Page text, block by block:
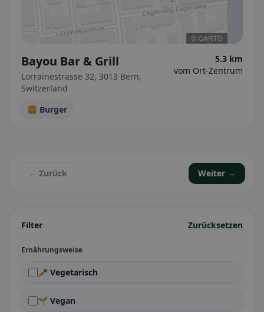
Filter Zurücksetzen
Ernährungsweise
🥕 Vegetarisch
🌱 Vegan
Bayou Bar & Grill
Lorrainestrasse 32, 3013 Bern,
Switzerland
5.3 km
vom Ort-Zentrum
🍔 Burger
← Zurück Weiter →